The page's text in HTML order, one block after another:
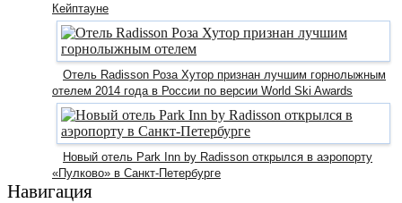
Кейптауне
Отель Radisson Роза Хутор признан лучшим горнолыжным
отелем 2014 года в России по версии World Ski Awards
Новый отель Park Inn by Radisson открылся в аэропорту
«Пулково» в Санкт-Петербурге
Навигация